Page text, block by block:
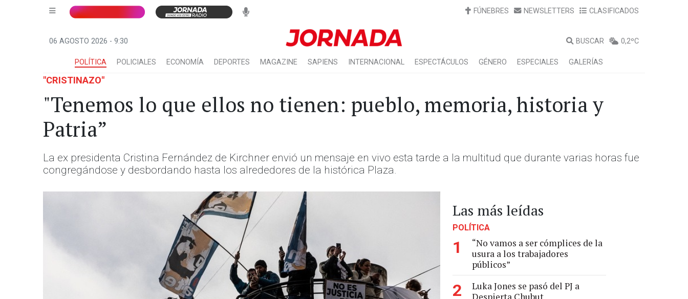
FÚNEBRES NEWSLETTERS CLASIFICADOS
06 AGOSTO 2026 - 9:30 BUSCAR 0,2ºC
POLÍTICA POLICIALES ECONOMÍA DEPORTES MAGAZINE SAPIENS INTERNACIONAL ESPECTÁCULOS GÉNERO ESPECIALES GALERÍAS
"CRISTINAZO"
"Tenemos lo que ellos no tienen: pueblo, memoria, historia y
Patria”
La ex presidenta Cristina Fernández de Kirchner envió un mensaje en vivo esta tarde a la multitud que durante varias horas fue
congregándose y desbordando hasta los alrededores de la histórica Plaza.
Las más leídas
POLÍTICA
1
“No vamos a ser cómplices de la
usura a los trabajadores
públicos”
2
Luka Jones se pasó del PJ a